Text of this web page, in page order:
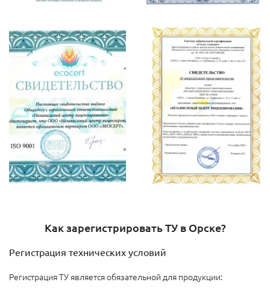
Как зарегистрировать ТУ в Орске?
Регистрация технических условий
Регистрация ТУ является обязательной для продукции: